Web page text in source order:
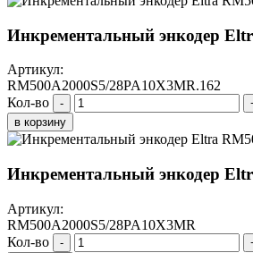
Инкрементальный энкодер
Артикул:
RM500A2000S5/28PA10X3MR.162
Кол-во
-
в корзину
Инкрементальный энкодер
Артикул:
RM500A2000S5/28PA10X3MR
Кол-во
-